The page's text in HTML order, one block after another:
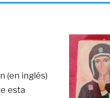
(en inglés)
esta